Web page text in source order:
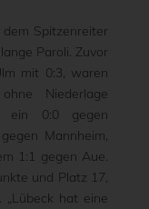
Spitzenreiter
Paroli. Zuvor
mit 0:3, waren
Niederlage
ein 0:0 gegen
Mannheim,
1:1 gegen Aue.
und Platz 17,
hat eine